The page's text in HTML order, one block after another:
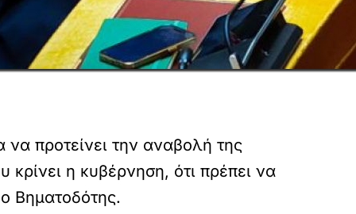
προτείνει την αναβολή της
η κυβέρνηση, ότι πρέπει να
Βηματοδότης.